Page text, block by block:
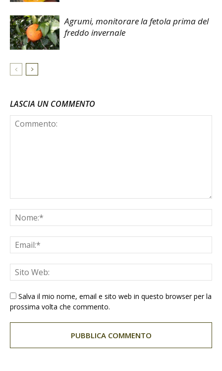
Agrumi, monitorare la fetola prima del
freddo invernale
LASCIA UN COMMENTO
Salva il mio nome, email e sito web in questo browser per la
prossima volta che commento.